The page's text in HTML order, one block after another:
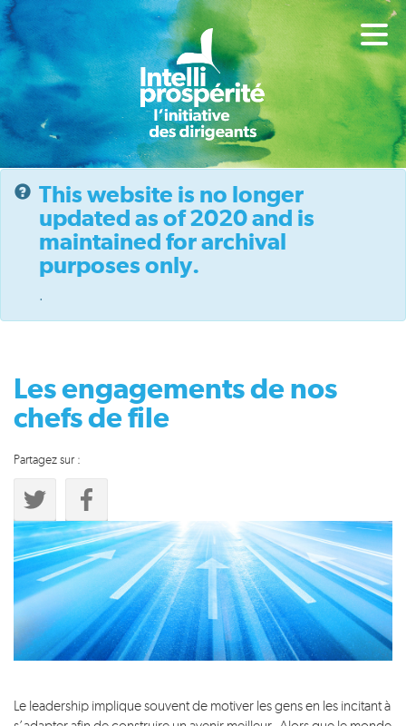
This website is no longer
updated as of 2020 and is
maintained for archival
purposes only.
.
Les engagements de nos
chefs de file
Partagez sur :
Le leadership implique souvent de motiver les gens en les incitant à